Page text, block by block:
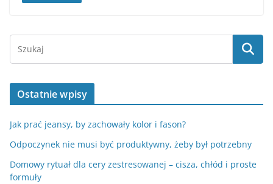
Ostatnie wpisy
Jak prać jeansy, by zachowały kolor i fason?
Odpoczynek nie musi być produktywny, żeby był potrzebny
Domowy rytuał dla cery zestresowanej – cisza, chłód i proste
formuły